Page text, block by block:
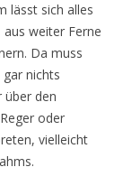
lässt sich alles
weiter Ferne
Da muss
nichts
über den
oder
vielleicht